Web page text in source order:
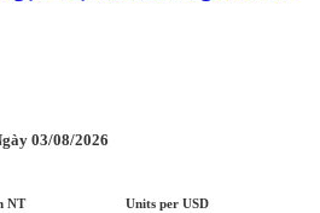
03/08/2026
NT Units per USD